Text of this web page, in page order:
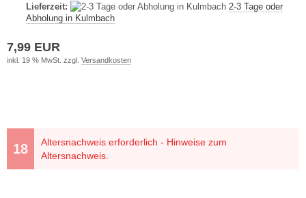
Lieferzeit:
2-3 Tage oder
Abholung in Kulmbach
7,99 EUR
inkl. 19 % MwSt. zzgl. Versandkosten
Altersnachweis erforderlich - Hinweise zum
Altersnachweis.